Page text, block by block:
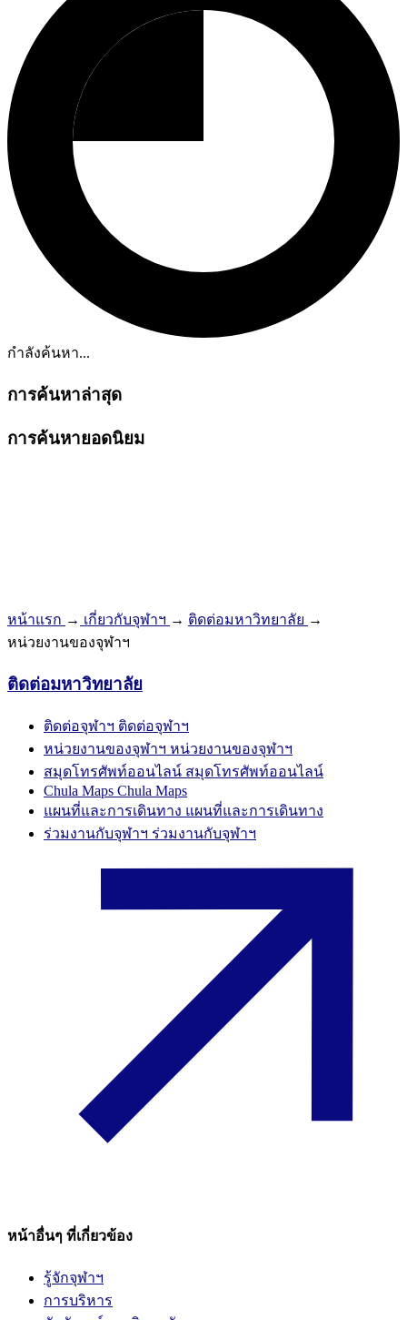
กำลังค้นหา...
การค้นหาล่าสุด
การค้นหายอดนิยม
หน้าแรก → เกี่ยวกับจุฬาฯ → ติดต่อมหาวิทยาลัย →
หน่วยงานของจุฬาฯ
ติดต่อมหาวิทยาลัย
ติดต่อจุฬาฯ ติดต่อจุฬาฯ
หน่วยงานของจุฬาฯ หน่วยงานของจุฬาฯ
สมุดโทรศัพท์ออนไลน์ สมุดโทรศัพท์ออนไลน์
Chula Maps Chula Maps
แผนที่และการเดินทาง แผนที่และการเดินทาง
ร่วมงานกับจุฬาฯ ร่วมงานกับจุฬาฯ
หน้าอื่นๆ ที่เกี่ยวข้อง
รู้จักจุฬาฯ
การบริหาร